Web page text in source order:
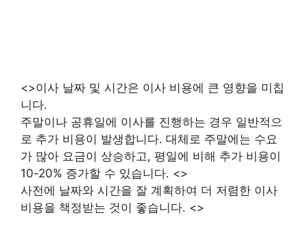
<>이사 날짜 및 시간은 이사 비용에 큰 영향을 미칩
니다.
주말이나 공휴일에 이사를 진행하는 경우 일반적으
로 추가 비용이 발생합니다. 대체로 주말에는 수요
가 많아 요금이 상승하고, 평일에 비해 추가 비용이
10-20% 증가할 수 있습니다. <>
사전에 날짜와 시간을 잘 계획하여 더 저렴한 이사
비용을 책정받는 것이 좋습니다. <>